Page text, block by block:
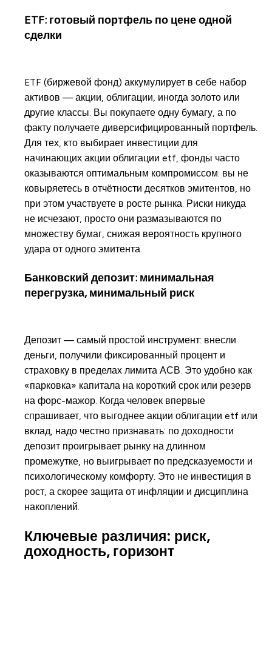
ETF: готовый портфель по цене одной
сделки
ETF (биржевой фонд) аккумулирует в себе набор
активов — акции, облигации, иногда золото или
другие классы. Вы покупаете одну бумагу, а по
факту получаете диверсифицированный портфель.
Для тех, кто выбирает инвестиции для
начинающих акции облигации etf, фонды часто
оказываются оптимальным компромиссом: вы не
ковыряетесь в отчётности десятков эмитентов, но
при этом участвуете в росте рынка. Риски никуда
не исчезают, просто они размазываются по
множеству бумаг, снижая вероятность крупного
удара от одного эмитента.
Банковский депозит: минимальная
перегрузка, минимальный риск
Депозит — самый простой инструмент: внесли
деньги, получили фиксированный процент и
страховку в пределах лимита АСВ. Это удобно как
«парковка» капитала на короткий срок или резерв
на форс-мажор. Когда человек впервые
спрашивает, что выгоднее акции облигации etf или
вклад, надо честно признавать: по доходности
депозит проигрывает рынку на длинном
промежутке, но выигрывает по предсказуемости и
психологическому комфорту. Это не инвестиция в
рост, а скорее защита от инфляции и дисциплина
накоплений.
Ключевые различия: риск,
доходность, горизонт